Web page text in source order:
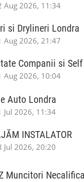
Aug 2026, 11:34
si Drylineri Londra
Aug 2026, 21:47
Companii si Self
Aug 2026, 10:04
Auto Londra
Jul 2026, 11:34
INSTALATOR
Jul 2026, 20:20
Muncitori